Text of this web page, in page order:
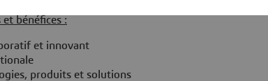
et bénéfices :
et innovant
produits et solutions